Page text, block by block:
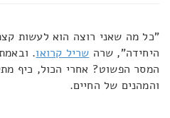
"כל מה שאני רוצה הוא לעשות
היחידה", שרה שריל קרואו.
המסר הפשוט? אחרי הכול, כיף
והמהנים של החיים.